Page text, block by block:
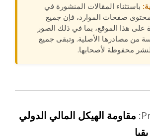
باستثناء المقالات المنشورة في
صفحات الموارد، فإن جميع
على هذا الموقع، بما في ذلك الصور
من مصادرها الأصلية. وتبقى جميع
محفوظة لأصحابها.
مقاومة الهيكل المالي الدولي